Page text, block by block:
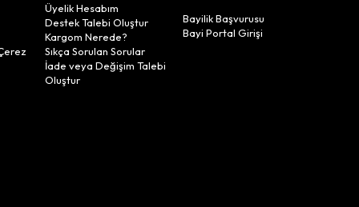
Üyelik Hesabım
Destek Talebi Oluştur
Kargom Nerede?
Sıkça Sorulan Sorular
İade veya Değişim Talebi
Oluştur
Bayilik Başvurusu
Bayi Portal Girişi